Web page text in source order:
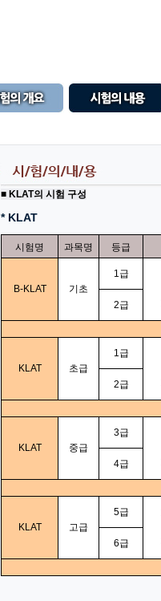
■ KLAT의 시험 구성
* KLAT
시험명 과목명 등급
B-KLAT 기초
1급
2급
KLAT 초급
1급
2급
KLAT 중급
3급
4급
KLAT 고급
5급
6급